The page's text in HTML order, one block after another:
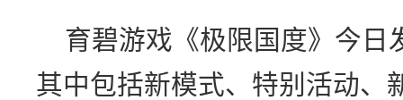
育碧游戏《极限国度》今日
其中包括新模式、特别活动、